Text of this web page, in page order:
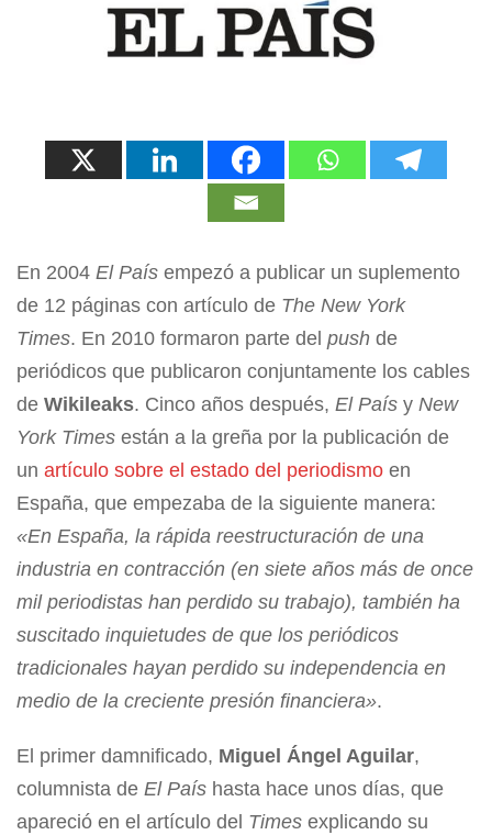
En 2004 El País empezó a publicar un suplemento
de 12 páginas con artículo de The New York
Times. En 2010 formaron parte del push de
periódicos que publicaron conjuntamente los cables
de Wikileaks. Cinco años después, El País y New
York Times están a la greña por la publicación de
un artículo sobre el estado del periodismo en
España, que empezaba de la siguiente manera:
«En España, la rápida reestructuración de una
industria en contracción (en siete años más de once
mil periodistas han perdido su trabajo), también ha
suscitado inquietudes de que los periódicos
tradicionales hayan perdido su independencia en
medio de la creciente presión financiera».
El primer damnificado, Miguel Ángel Aguilar,
columnista de El País hasta hace unos días, que
apareció en el artículo del Times explicando su